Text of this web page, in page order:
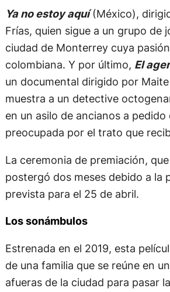
Ya no estoy aquí(México),
Frías, quien sigue a un grupo de
ciudad de Monterrey cuya
colombiana. Y por último, El
un documental dirigido por
muestra a un detective
en un asilo de ancianos a pedido
preocupada por el trato que
La ceremonia de premiación,
postergó dos meses debido a la
prevista para el 25 de abril.
Los sonámbulos
Estrenada en el 2019, esta
de una familia que se reúne en
afueras de la ciudad para pasar